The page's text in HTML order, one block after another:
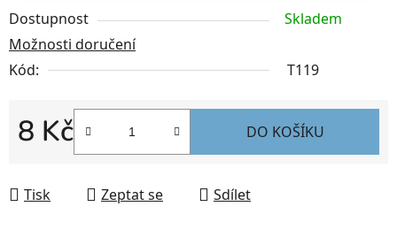
Dostupnost
Skladem
Možnosti doručení
Kód:
T119
8 Kč
Měrná cena:
DO KOŠÍKU
Tisk Zeptat se Sdílet